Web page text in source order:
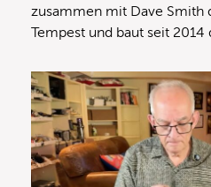
zusammen mit Dave Smith
Tempest und baut seit 2014